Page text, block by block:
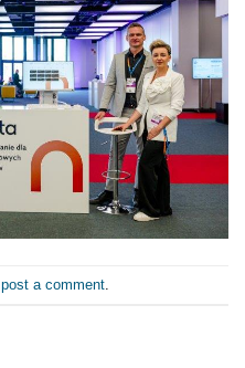
post a comment